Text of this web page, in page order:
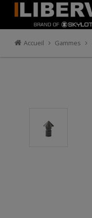
Accueil Gammes